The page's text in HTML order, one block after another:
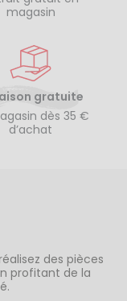
magasin
gratuite
dès 35 €
d’achat
des pièces
profitant de la